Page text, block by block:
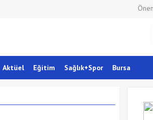
Aktüel Eğitim Sağlık+Spor Bursa